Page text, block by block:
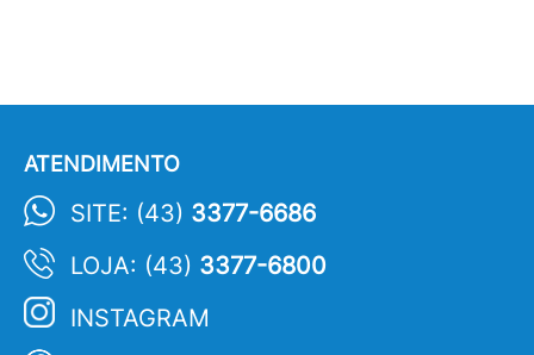
ATENDIMENTO
SITE: (43) 3377-6686
LOJA: (43) 3377-6800
INSTAGRAM